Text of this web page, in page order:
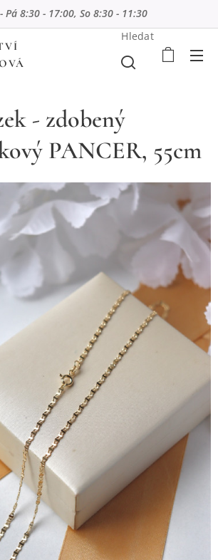
Pá 8:30 - 17:00, So 8:30 - 11:30
Hledat
- zdobený
PANCER, 55cm